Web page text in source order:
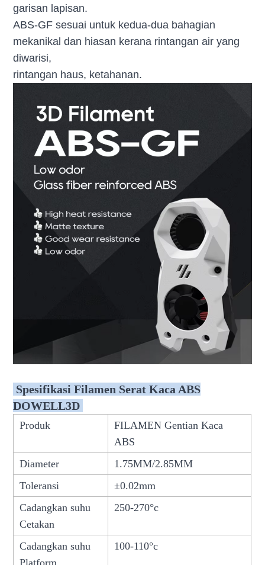
garisan lapisan.
ABS-GF sesuai untuk kedua-dua bahagian
mekanikal dan hiasan kerana rintangan air yang
diwarisi,
rintangan haus, ketahanan.
Spesifikasi Filamen Serat Kaca ABS
DOWELL3D
Produk
FILAMEN Gentian Kaca
ABS
Diameter
1.75MM/2.85MM
Toleransi
±0.02mm
Cadangkan suhu
Cetakan
250-270°c
Cadangkan suhu
Platform
100-110°c